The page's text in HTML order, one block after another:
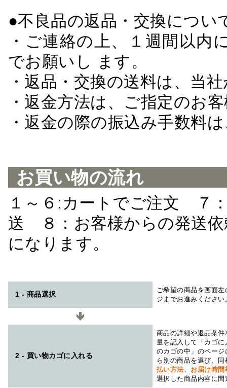
●不良品の返品・交換につい
・ご連絡の上、１週間以
でお願いし ます。
・返品・交換の送料は、当
・返金方法は、ご指定のお
・返金の際の振込み手数料
お買い物の流れ
１～６:カートでご注文 ７
送 ８：お客様からの発送
になります。
1 - 商品選択
ご希望の商品を画面
ジまでお進みください
2 - 買い物カゴに入れる
商品の詳細や返品条
量を記入して「カゴ
のカゴの中」のペー
ら別の商品を選び、
払い方法、お届け時
選択した商品内容に